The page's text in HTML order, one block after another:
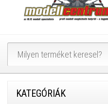
KATEGÓRIÁK